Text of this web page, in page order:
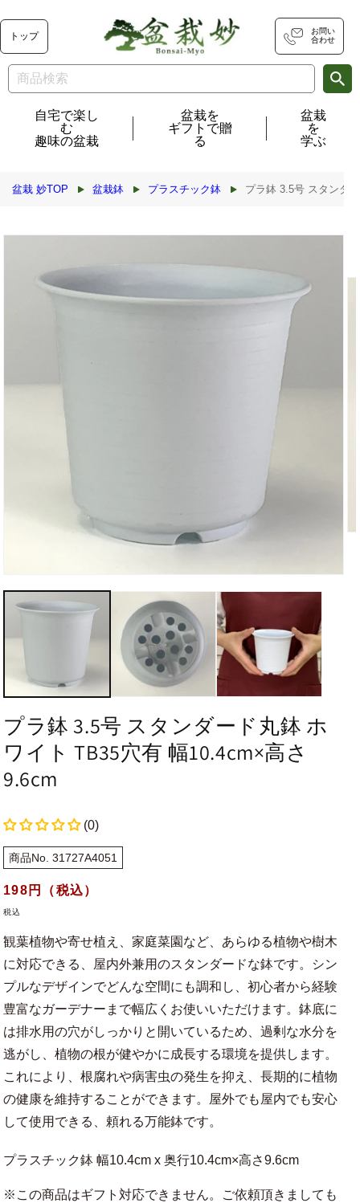
ンツに
進む
トップ
お問い
合わせ
自宅で楽し
む
趣味の盆栽
盆栽を
ギフトで贈
る
盆栽
を
学ぶ
盆栽 妙TOP 盆栽鉢 プラスチック鉢 プラ鉢 3.5号 スタンダ
商品情
プラ鉢 3.5号 スタンダード丸鉢 ホ
ワイト TB35穴有 幅10.4cm×高さ
9.6cm
(0)
商品No. 31727A4051
通
常
格
198 円（税込）
税込
観葉植物や寄せ植え、家庭菜園など、あらゆる植物や樹木
に対応できる、屋内外兼用のスタンダードな鉢です。シン
プルなデザインでどんな空間にも調和し、初心者から経験
豊富なガーデナーまで幅広くお使いいただけます。鉢底に
は排水用の穴がしっかりと開いているため、過剰な水分を
逃がし、植物の根が健やかに成長する環境を提供します。
これにより、根腐れや病害虫の発生を抑え、長期的に植物
の健康を維持することができます。屋外でも屋内でも安心
して使用できる、頼れる万能鉢です。
プラスチック鉢 幅10.4cm x 奥行10.4cm×高さ9.6cm
※この商品はギフト対応できません。ご依頼頂きましても